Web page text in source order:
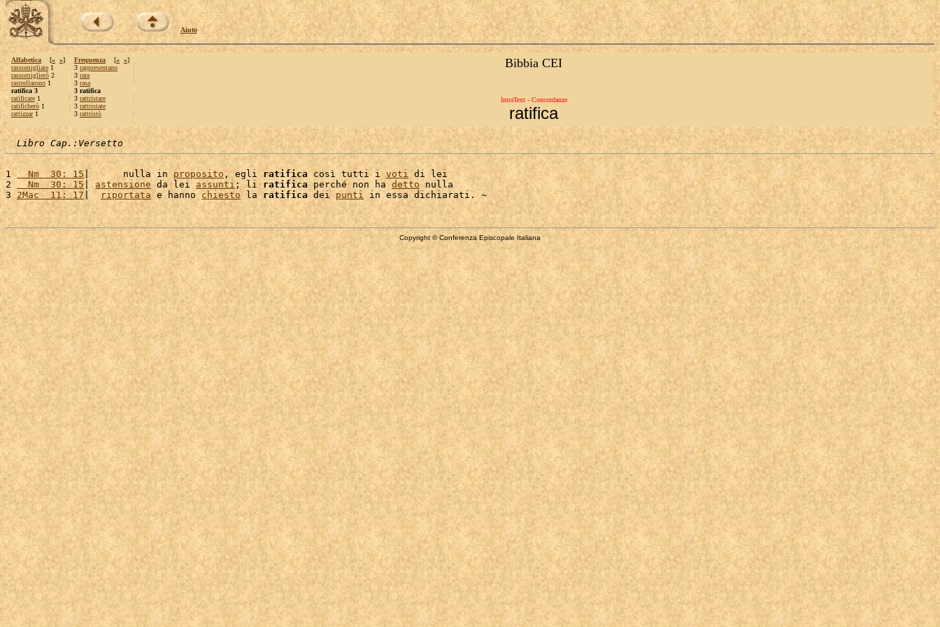
Aiuto
Alfabetica [« »]
rassomigliate 1
rassomiglierò 2
rastrellarono 1
ratifica 3
ratificare 1
ratificherò 1
rattizzar1
Frequenza [« »]
3 rappresentano
3 rara
3 rasa
3 ratifica
3 rattristare
3 rattristate
3 rattristò
Bibbia CEI
IntraText - Concordanze
ratifica
Libro Cap.:Versetto
1
  Nm  30: 15
|      nulla in proposito , egli ratifica così tutti i voti di lei
2
  Nm  30: 15
astensione da lei assunti ; li ratifica perché non ha detto nulla
3 2Mac  11: 17 | riportata e hanno chiesto la ratifica dei punti
Copyright © Conferenza Episcopale Italiana